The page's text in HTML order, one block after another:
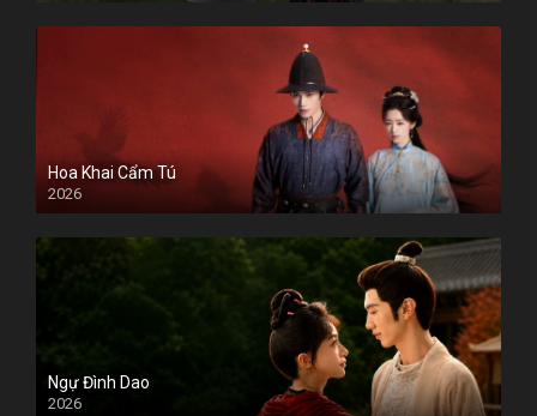
Hoa Khai Cẩm Tú
2026
Ngự Đình Dao
2026